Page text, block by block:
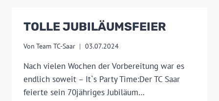
TOLLE JUBILÄUMSFEIER
Von Team TC-Saar 03.07.2024
Nach vielen Wochen der Vorbereitung war es
endlich soweit – It`s Party Time:Der TC Saar
feierte sein 70jähriges Jubiläum…